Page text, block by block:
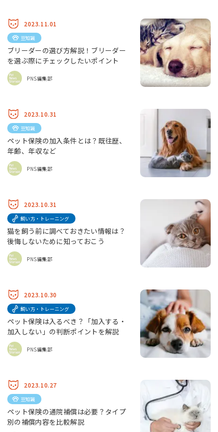
2023.11.01
豆知識
ブリーダーの選び方解説！ブリーダー
を選ぶ際にチェックしたいポイント
PNS編集部
2023.10.31
豆知識
ペット保険の加入条件とは？既往歴、
年齢、年収など
PNS編集部
2023.10.31
飼い方・トレーニング
猫を飼う前に調べておきたい情報は？
後悔しないために知っておこう
PNS編集部
2023.10.30
飼い方・トレーニング
ペット保険は入るべき？「加入する・
加入しない」の判断ポイントを解説
PNS編集部
2023.10.27
豆知識
ペット保険の通院補償は必要？タイプ
別の補償内容を比較解説